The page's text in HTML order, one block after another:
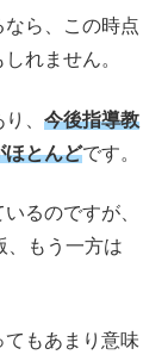
ら、この時点
れません。
、 今後指導教
ほとんどです。
るのですが、
、もう一方は
もあまり意味